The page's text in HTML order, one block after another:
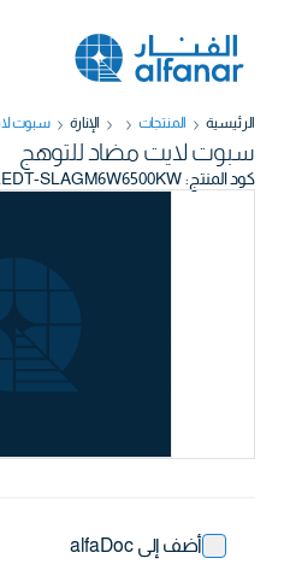
الرئيسية المنتجات الإنارة سبوت
أضف إلى alfaDoc
سبوت لايت مضاد للتوهج
كود المنتج:
SLAGM6W6500KW